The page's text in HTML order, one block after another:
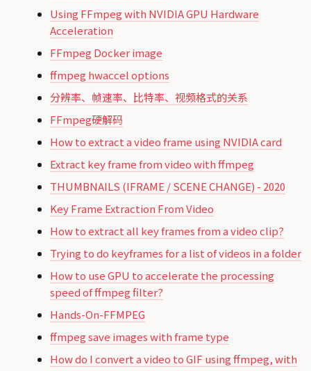
Using FFmpeg with NVIDIA GPU Hardware
Acceleration
FFmpeg Docker image
ffmpeg hwaccel options
分辨率、帧速率、比特率、视频格式的关系
FFmpeg硬解码
How to extract a video frame using NVIDIA card
Extract key frame from video with ffmpeg
THUMBNAILS (IFRAME / SCENE CHANGE) - 2020
Key Frame Extraction From Video
How to extract all key frames from a video clip?
Trying to do keyframes for a list of videos in a folder
How to use GPU to accelerate the processing
speed of ffmpeg filter?
Hands-On-FFMPEG
ffmpeg save images with frame type
How do I convert a video to GIF using ffmpeg, with